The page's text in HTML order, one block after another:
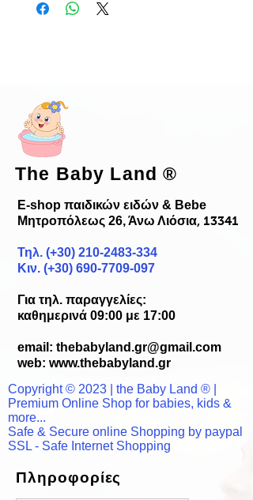
The Baby Land®
E-shop παιδικών ειδών & Bebe
Μητροπόλεως 26, Άνω Λιόσια, 13341
Τηλ. (+30) 210-2483-334
Κιν. (+30) 690-7709-097
Για τηλ. παραγγελίες:
καθημερινά 09:00 με 17:00
email: thebabyland.gr@gmail.com
web: www.thebabyland.gr
Copyright © 2023 | the Baby Land ® |
Premium Online Shop for babies, kids &
more...
Safe & Secure online Shopping by paypal
SSL - Safe Internet Shopping
Πληροφορίες